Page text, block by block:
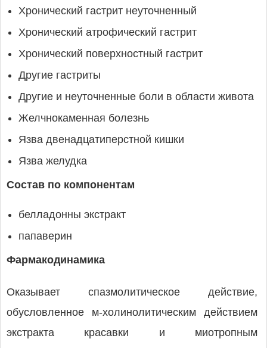
Хронический гастрит неуточненный
Хронический атрофический гастрит
Хронический поверхностный гастрит
Другие гастриты
Другие и неуточненные боли в области живота
Желчнокаменная болезнь
Язва двенадцатиперстной кишки
Язва желудка
Состав по компонентам
белладонны экстракт
папаверин
Фармакодинамика
Оказывает спазмолитическое действие,
обусловленное м-холинолитическим действием
экстракта красавки и миотропным